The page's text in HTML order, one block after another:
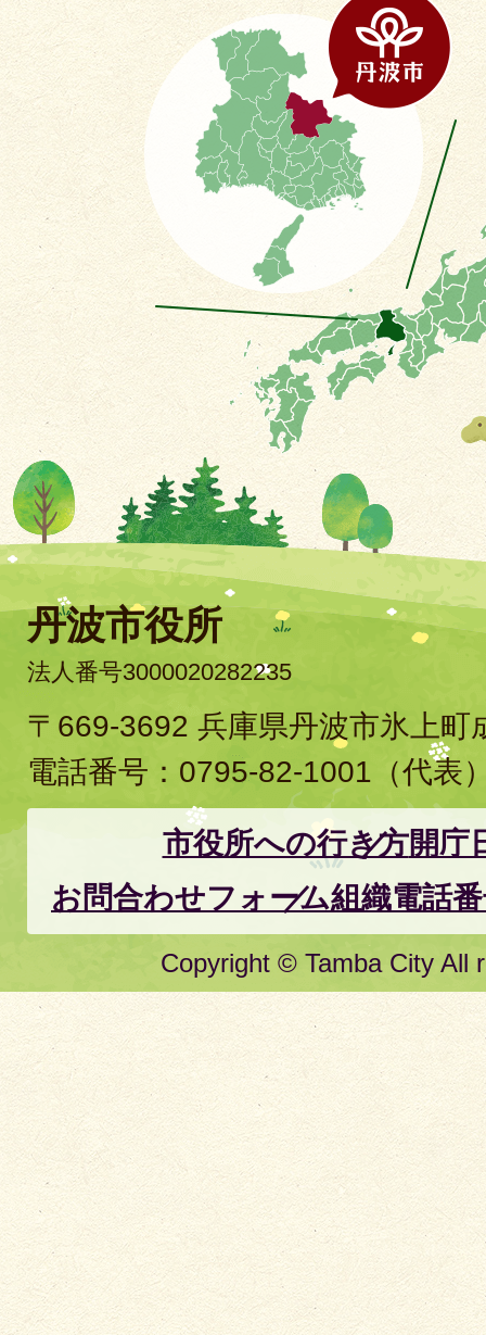
丹波市役所
法人番号3000020282235
〒669-3692 兵庫県丹波市氷上町
電話番号： 0795-82-1001 （代表
市役所への行き方開庁
お問合わせフォーム組織電話
Copyright © Tamba City All